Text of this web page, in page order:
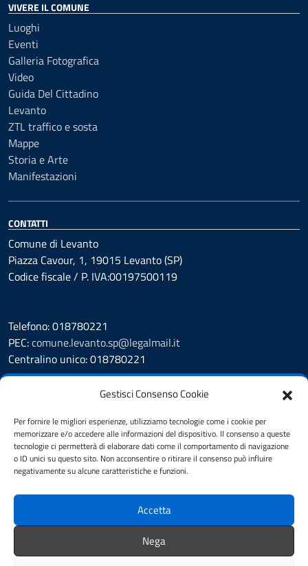
Gestisci Consenso Cookie
Per fornire le migliori esperienze, utilizziamo tecnologie come i cookie per
memorizzare e/o accedere alle informazioni del dispositivo. Il consenso a queste
tecnologie ci permetterà di elaborare dati come il comportamento di navigazione
o ID unici su questo sito. Non acconsentire o ritirare il consenso può influire
negativamente su alcune caratteristiche e funzioni.
Accetta
Nega
VIVERE IL COMUNE
Luoghi
Eventi
Galleria Fotografica
Video
Guida Del Cittadino
Levanto
ZTL traffico e sosta
Mappe
Storia e Arte
Manifestazioni
CONTATTI
Comune di Levanto
Piazza Cavour, 1, 19015 Levanto (SP)
Codice fiscale / P. IVA:00197500119
Telefono: 018780221
PEC:comune.levanto.sp@legalmail.it
Centralino unico: 018780221
Prenotazione appuntamento
Segnalazione disservizio
Whistleblowing
Amministrazione Trasparente
Albo Pretorio
Informativa privacy
Dichiarazione di accessibilità
Feedback